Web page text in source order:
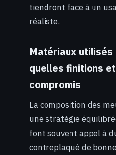
tiendront face à un
réaliste.
Matériaux utilisés
quelles finitions
compromis
La composition des
une stratégie
font souvent appel à
contreplaqué de